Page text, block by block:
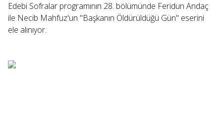
Edebi Sofralar programının 28. bölümünde Feridun Andaç
ile Necib Mahfuz'un "Başkanın Öldürüldüğü Gün" eserini
ele alınıyor.